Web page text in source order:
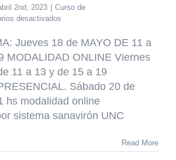
2nd, 2023
Curso de
desactivados
DE
PSICOANÁLISIS
Y
SEMIÓTICA:.
LACAN
CON
PEIRCE.
Jueves 18 de MAYO DE 11 a
MODALIDAD ONLINE Viernes
11 a 13 y de 15 a 19
Sábado 20 de
hs modalidad online
sistema sanavirón UNC
Read More